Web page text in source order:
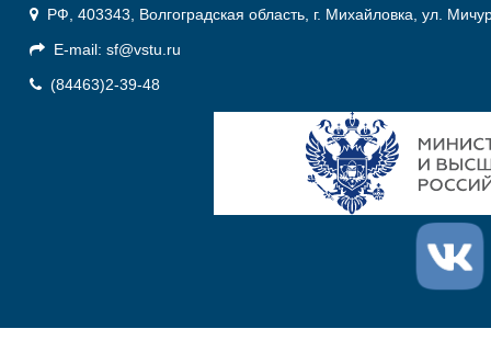
РФ, 403343, Волгоградская область, г. Михайловка, ул.
E-mail: sf@vstu.ru
(84463)2-39-48